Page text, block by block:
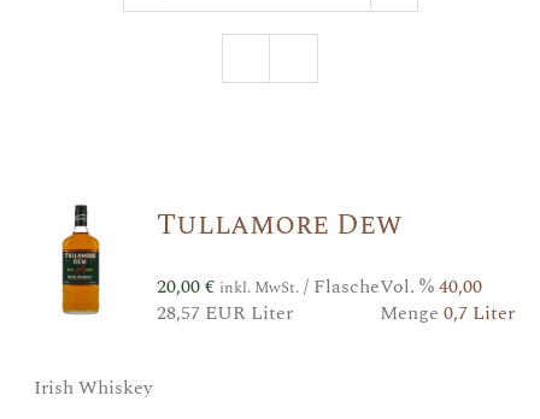
Tullamore Dew
20,00€ inkl. MwSt. / Flasche
28,57 EUR Liter
Vol. %40,00
Menge0,7 Liter
Irish Whiskey